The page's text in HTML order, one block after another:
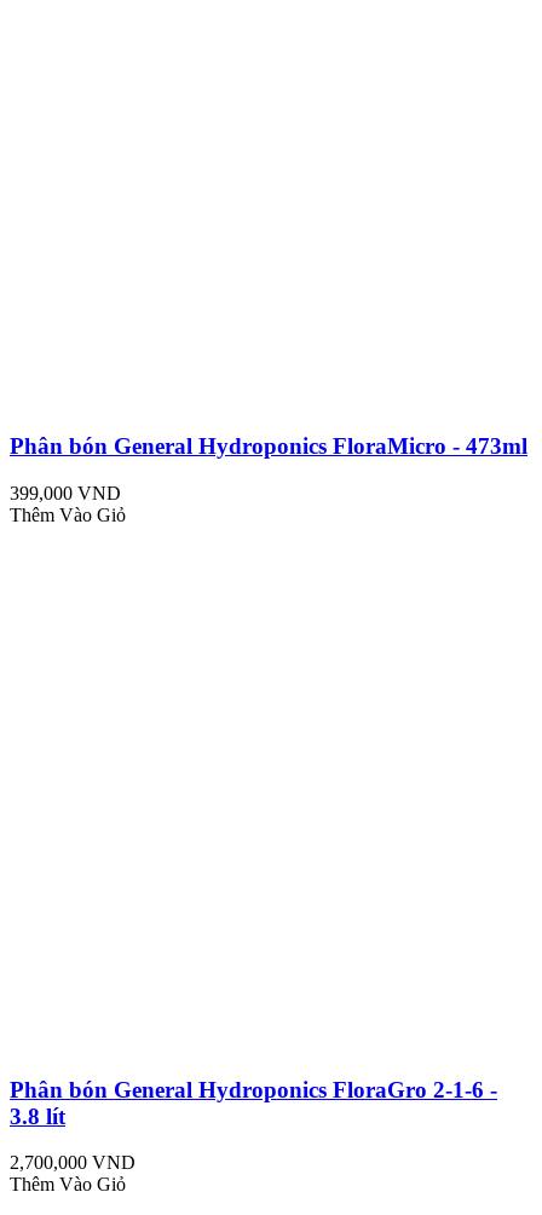
Phân bón General Hydroponics FloraMicro - 473ml
399,000 VND
Thêm Vào Giỏ
Phân bón General Hydroponics FloraGro 2-1-6 -
3.8 lít
2,700,000 VND
Thêm Vào Giỏ